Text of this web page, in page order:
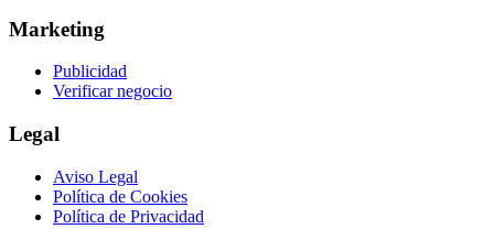
Marketing
Publicidad
Verificar negocio
Legal
Aviso Legal
Política de Cookies
Política de Privacidad